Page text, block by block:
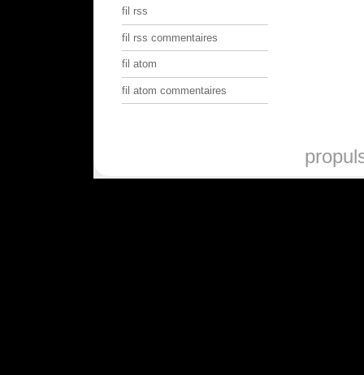
fil rss
fil rss commentaires
fil atom
fil atom commentaires